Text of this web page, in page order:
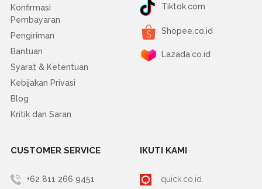
Konfirmasi
Pembayaran
Pengiriman
Bantuan
Syarat & Ketentuan
Kebijakan Privasi
Blog
Kritik dan Saran
Tiktok.com
Shopee.co.id
Lazada.co.id
CUSTOMER SERVICE
+62 811 266 9451
IKUTI KAMI
quick.co.id